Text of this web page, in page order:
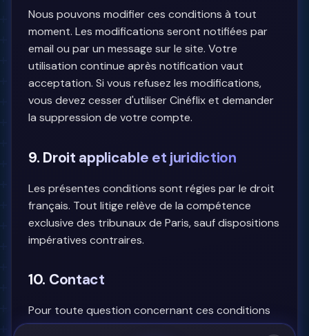
Nous pouvons modifier ces conditions à tout
moment. Les modifications seront notifiées par
email ou par un message sur le site. Votre
utilisation continue après notification vaut
acceptation. Si vous refusez les modifications,
vous devez cesser d'utiliser Cinéflix et demander
la suppression de votre compte.
9. Droit applicable et juridiction
Les présentes conditions sont régies par le droit
français. Tout litige relève de la compétence
exclusive des tribunaux de Paris, sauf dispositions
impératives contraires.
10. Contact
Pour toute question concernant ces conditions
ou pour signaler un contenu potentiellement